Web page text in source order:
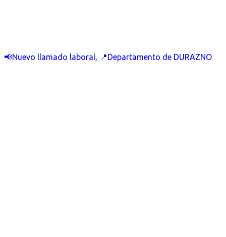
📢Nuevo llamado laboral, 📍Departamento de DURAZNO